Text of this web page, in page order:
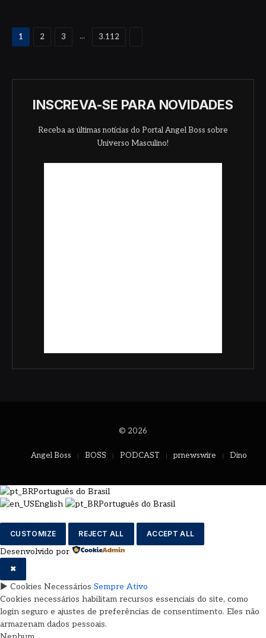
1 2 3 ... 3.112
INSCREVA-SE PARA NOVIDADES
Receba as últimas notícias do Portal Angel Boss sobre
Universo Masculino!
© 2026
Angel Boss BOSS PODCAST prnewswire Dino
Português do Brasil
English
Português do Brasil
CUSTOMIZE REJECT ALL ACCEPT ALL
Desenvolvido por
✖
► Cookies Necessários Sempre Ativo
Cookies necessários habilitam recursos essenciais do site, como
login seguro e ajustes de preferências de consentimento. Eles não
armazenam dados pessoais.